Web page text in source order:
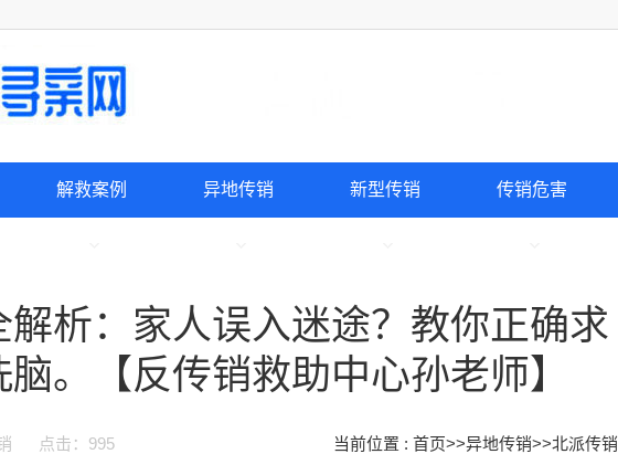
解救案例 异地传销 新型传销 传销危害
析：家人误入迷途？教你正确求
。【反传销救助中心孙老师】
点击： 995 当前位置 : 首页>>异地传销>>北派传销